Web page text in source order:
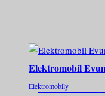
Elektromobil
Elektromobily